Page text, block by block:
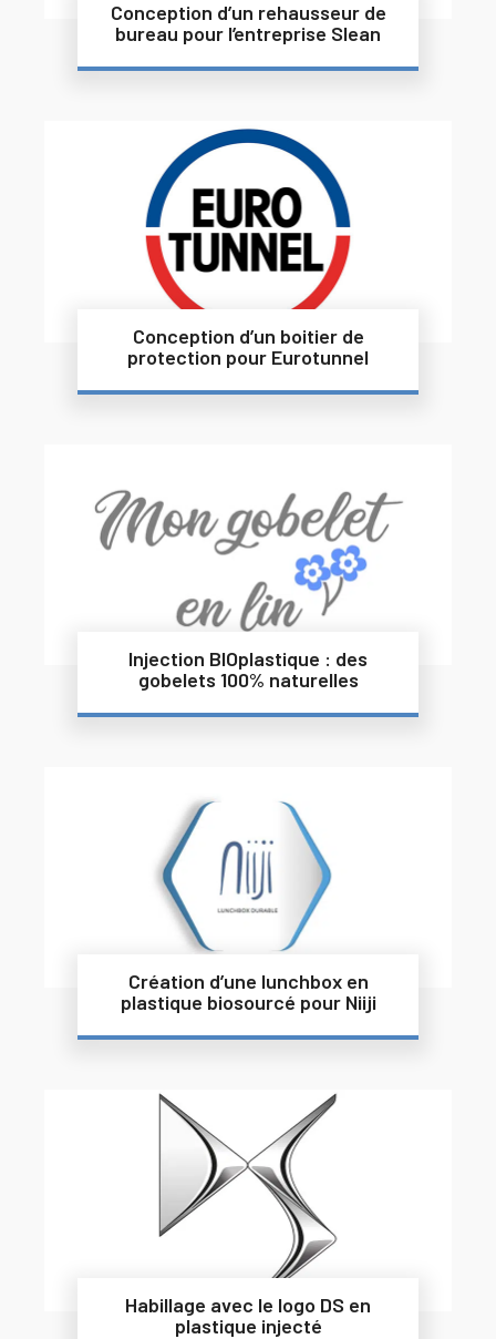
Conception d’un rehausseur de
bureau pour l’entreprise Slean
Conception d’un boitier de
protection pour Eurotunnel
Injection BIOplastique : des
gobelets 100% naturelles
Création d’une lunchbox en
plastique biosourcé pour Niiji
Habillage avec le logo DS en
plastique injecté